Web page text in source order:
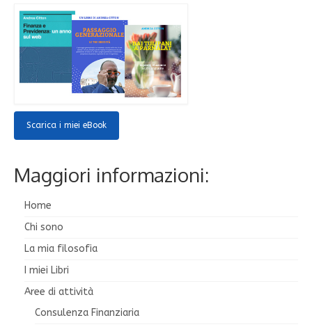
Scarica i miei eBook
Maggiori informazioni:
Home
Chi sono
La mia filosofia
I miei Libri
Aree di attività
Consulenza Finanziaria